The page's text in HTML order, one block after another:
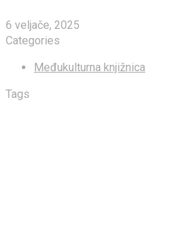
6 veljače, 2025
Categories
Međukulturna knjižnica
Tags